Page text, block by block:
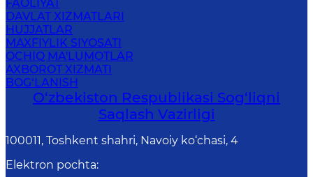
FAOLIYAT
DAVLAT XIZMATLARI
HUJJATLAR
MAXFIYLIK SIYOSATI
OCHIQ MA'LUMOTLAR
AXBOROT XIZMATI
BOG‘LANISH
O‘zbеkistоn Rеspublikаsi Sоg‘liqni
Saqlash Vаzirligi
100011, Toshkent shahri, Navoiy ko‘chаsi, 4
Elektron pochta: